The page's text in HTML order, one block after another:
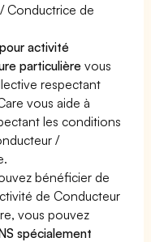
Conductrice de
activité
particulière vous
respectant
vous aide à
les conditions
/
bénéficier de
de Conducteur
vous pouvez
spécialement